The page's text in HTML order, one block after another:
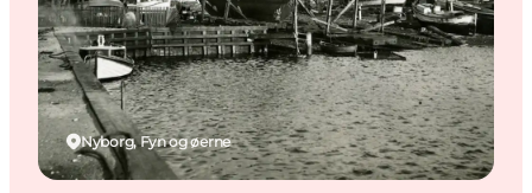
Overnatning
Planlæg ferien
Nyborg, Fyn og øerne